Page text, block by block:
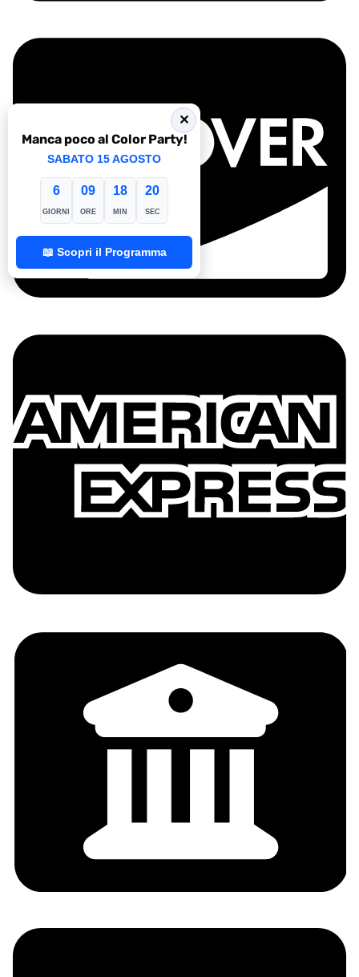
✕
Manca poco al Color Party!
SABATO 15 AGOSTO
6
GIORNI
09
ORE
18
MIN
19
SEC
📖 Scopri il Programma